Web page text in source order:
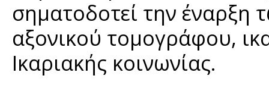
σηματοδοτεί την έναρξη
αξονικού τομογράφου,
Ικαριακής κοινωνίας.